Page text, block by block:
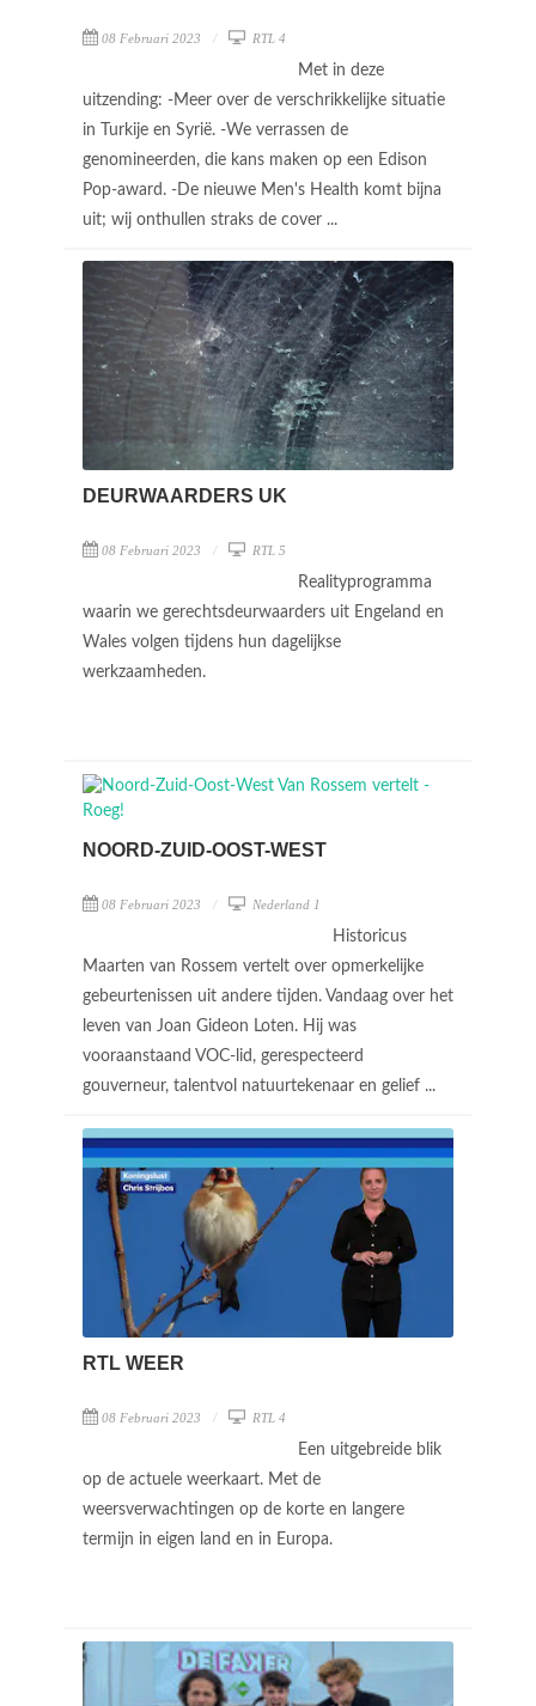
08 Februari 2023 RTL 4
Met in deze
uitzending: -Meer over de verschrikkelijke situatie
in Turkije en Syrië. -We verrassen de
genomineerden, die kans maken op een Edison
Pop-award. -De nieuwe Men's Health komt bijna
uit; wij onthullen straks de cover ...
DEURWAARDERS UK
08 Februari 2023 RTL 5
Realityprogramma
waarin we gerechtsdeurwaarders uit Engeland en
Wales volgen tijdens hun dagelijkse
werkzaamheden.
NOORD-ZUID-OOST-WEST
08 Februari 2023 Nederland 1
Historicus
Maarten van Rossem vertelt over opmerkelijke
gebeurtenissen uit andere tijden. Vandaag over het
leven van Joan Gideon Loten. Hij was
vooraanstaand VOC-lid, gerespecteerd
gouverneur, talentvol natuurtekenaar en gelief ...
RTL WEER
08 Februari 2023 RTL 4
Een uitgebreide blik
op de actuele weerkaart. Met de
weersverwachtingen op de korte en langere
termijn in eigen land en in Europa.